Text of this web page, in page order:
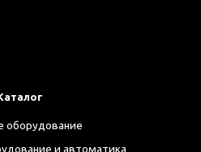
оборудование
и автоматика